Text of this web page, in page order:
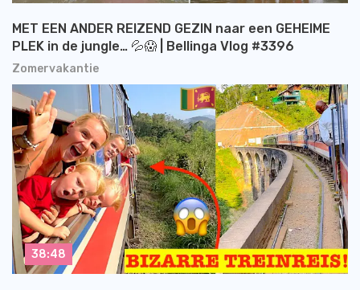
Zomervakantie
MET EEN ANDER REIZEND GEZIN naar een GEHEIME
PLEK in de jungle… 💦😱 | Bellinga Vlog #3396
38:48